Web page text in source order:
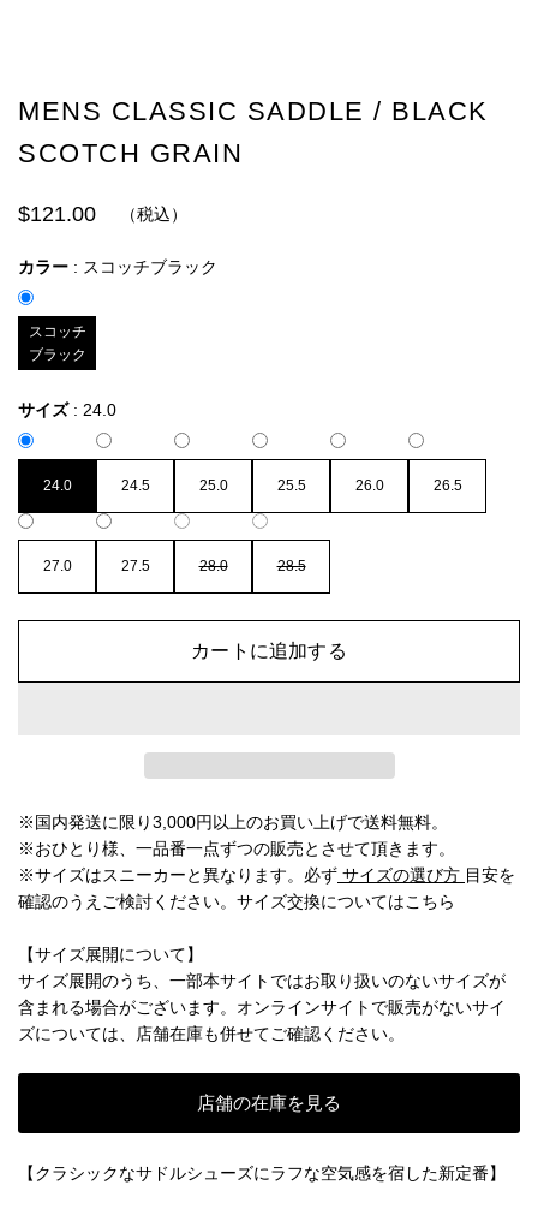
MENS CLASSIC SADDLE / BLACK
SCOTCH GRAIN
$121.00 （税込）
カラー : スコッチブラック
スコッチ
ブラック
サイズ : 24.0
24.0 24.5 25.0 25.5 26.0 26.5
27.0 27.5 28.0 28.5
カートに追加する
※国内発送に限り3,000円以上のお買い上げで送料無料。
※おひとり様、一品番一点ずつの販売とさせて頂きます。
※サイズはスニーカーと異なります。必ず サイズの選び方 目安を
確認のうえご検討ください。 サイズ交換についてはこちら
【サイズ展開について】
サイズ展開のうち、一部本サイトではお取り扱いのないサイズが
含まれる場合がございます。オンラインサイトで販売がないサイ
ズについては、店舗在庫も併せてご確認ください。
店舗の在庫を見る
【クラシックなサドルシューズにラフな空気感を宿した新定番】